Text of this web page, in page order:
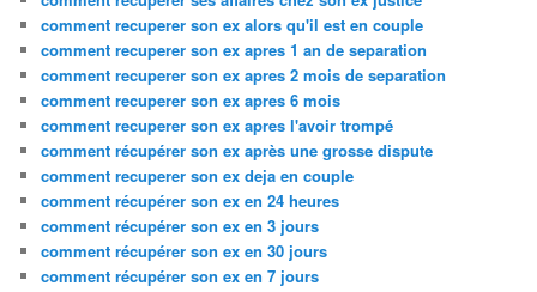
comment recuperer son ex alors qu'il est en couple
comment recuperer son ex apres 1 an de separation
comment recuperer son ex apres 2 mois de separation
comment recuperer son ex apres 6 mois
comment recuperer son ex apres l'avoir trompé
comment récupérer son ex après une grosse dispute
comment recuperer son ex deja en couple
comment récupérer son ex en 24 heures
comment récupérer son ex en 3 jours
comment récupérer son ex en 30 jours
comment récupérer son ex en 7 jours